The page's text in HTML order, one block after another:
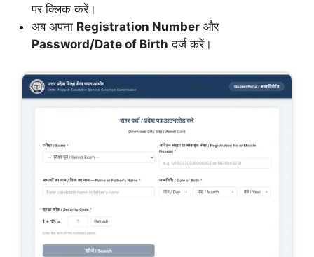
पर क्लिक करें।
अब अपना Registration Number और
Password/Date of Birth दर्ज करें।